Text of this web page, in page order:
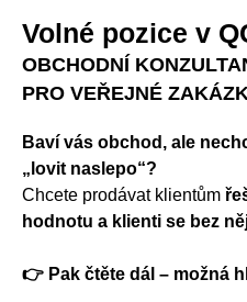
Volné pozice v
OBCHODNÍ
PRO VEŘEJNÉ
Baví vás obchod, ale
„lovit naslepo“?
Chcete prodávat klientům
hodnotu a klienti se bez
👉 Pak čtěte dál – možná